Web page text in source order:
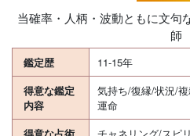
当確率・人柄・波動ともに文句
師
鑑定歴
11-15年
得意な鑑定
内容
気持ち/復縁/状況/
運命
得意な占術
チャネリング/スピ